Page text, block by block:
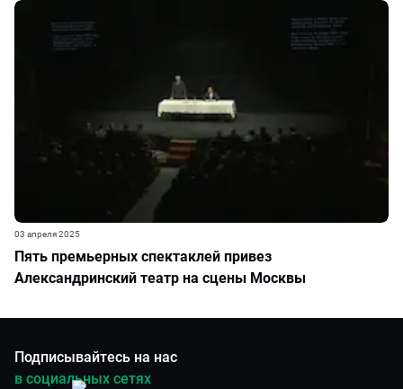
Пять премьерных спектаклей привез
Александринский театр на сцены Москвы
03 апреля 2025
Подписывайтесь на нас
в социальных сетях